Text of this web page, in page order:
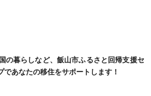
の暮らしなど、飯山市ふるさと回帰支援セ
あなたの移住をサポートします！